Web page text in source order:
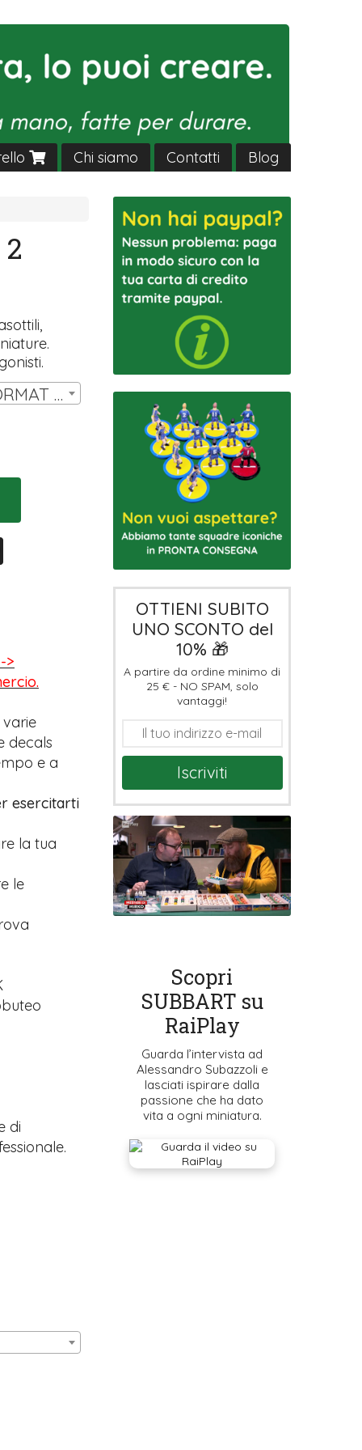
Chi siamo Contatti Blog
SET 14 MINIATURE FORMAT HW T3 | € 11,00
>
decals
e a
esercitarti
la tua
le
di
OTTIENI SUBITO
UNO SCONTO del
10% 🎁
A partire da ordine minimo di
25 € - NO SPAM, solo
vantaggi!
Iscriviti
Scopri
SUBBART su
RaiPlay
Guarda l’intervista ad
Alessandro Subazzoli e
lasciati ispirare dalla
passione che ha dato
vita a ogni miniatura.